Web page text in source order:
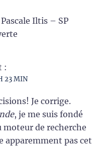
Iltis – SP
:
23 MIN
Je corrige.
, je me suis fondé
moteur de recherche
apparemment pas cet